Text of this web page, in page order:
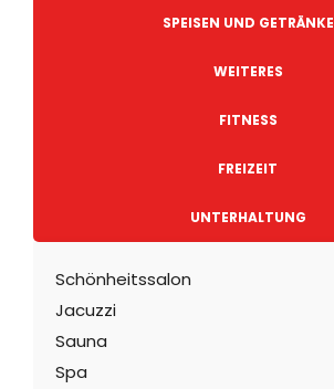
SPEISEN UND GETRÄNKE
WEITERES
FITNESS
FREIZEIT
UNTERHALTUNG
Schönheitssalon
Jacuzzi
Sauna
Spa